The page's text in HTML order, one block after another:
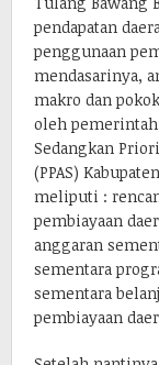
pendapatan
penggunaan
mendasarinya,
makro dan
oleh
Sedangkan
(PPAS)
meliputi :
pembiayaan
anggaran
sementara
sementara
pembiayaan